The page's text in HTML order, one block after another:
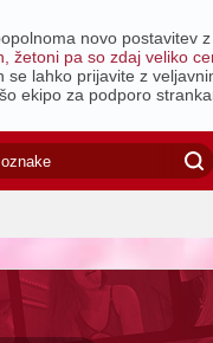
novo postavitev
žetoni pa so zdaj veliko
se lahko prijavite z
ekipo za podporo